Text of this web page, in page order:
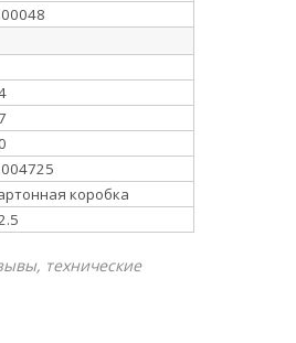
коробка
технические